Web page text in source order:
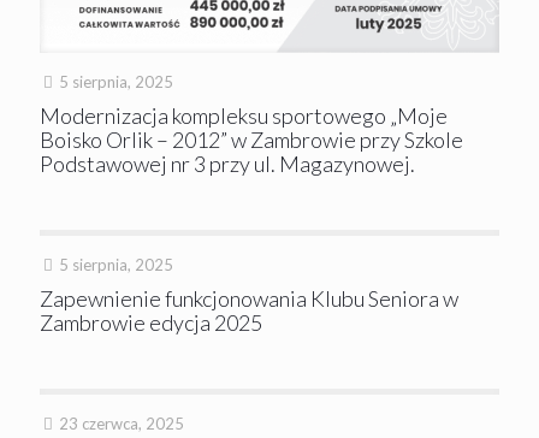
5 sierpnia, 2025
Modernizacja kompleksu sportowego „Moje
Boisko Orlik – 2012” w Zambrowie przy Szkole
Podstawowej nr 3 przy ul. Magazynowej.
5 sierpnia, 2025
Zapewnienie funkcjonowania Klubu Seniora w
Zambrowie edycja 2025
23 czerwca, 2025